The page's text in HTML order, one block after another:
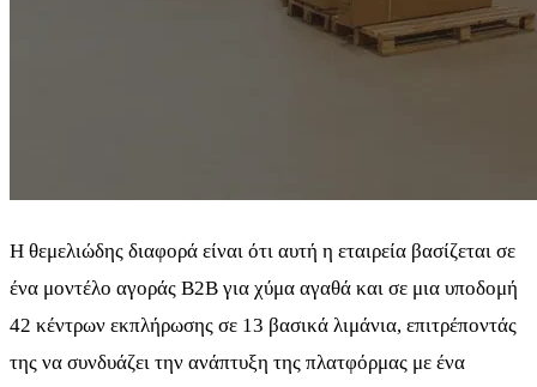
Η θεμελιώδης διαφορά είναι ότι αυτή η εταιρεία βασίζεται σε
ένα μοντέλο αγοράς B2B για χύμα αγαθά και σε μια υποδομή
42 κέντρων εκπλήρωσης σε 13 βασικά λιμάνια, επιτρέποντάς
της να συνδυάζει την ανάπτυξη της πλατφόρμας με ένα